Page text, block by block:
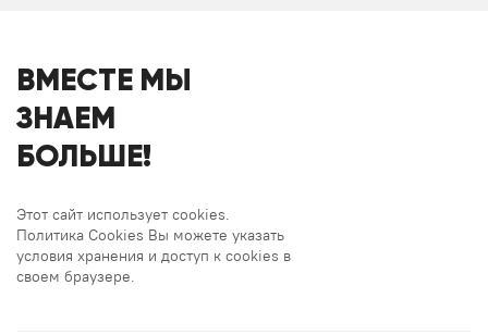
ВМЕСТЕ МЫ
ЗНАЕМ
БОЛЬШЕ!
Этот сайт использует cookies.
Политика Cookies Вы можете указать
условия хранения и доступ к cookies в
своем браузере.